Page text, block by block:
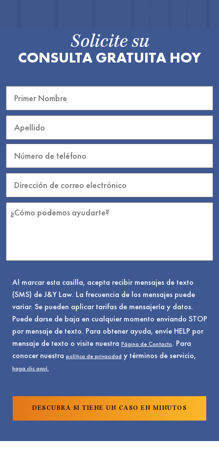
Solicite su
CONSULTA GRATUITA HOY
Al marcar esta casilla, acepta recibir mensajes de texto
(SMS) de J&Y Law. La frecuencia de los mensajes puede
variar. Se pueden aplicar tarifas de mensajería y datos.
Puede darse de baja en cualquier momento enviando STOP
por mensaje de texto. Para obtener ayuda, envíe HELP por
mensaje de texto o visite nuestra Página de Contacto. Para
conocer nuestra política de privacidad y términos de servicio,
haga clic aquí.